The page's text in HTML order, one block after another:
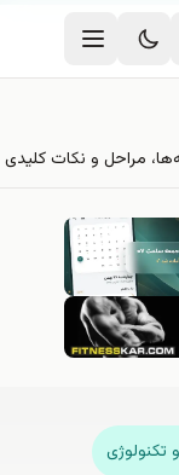
مراحل و نکات کلیدی
تکنولوژی